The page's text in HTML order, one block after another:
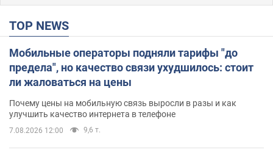
TOP NEWS
Мобильные операторы подняли тарифы "до
предела", но качество связи ухудшилось: стоит
ли жаловаться на цены
Почему цены на мобильную связь выросли в разы и как
улучшить качество интернета в телефоне
7.08.2026 12:00 9,6 т.